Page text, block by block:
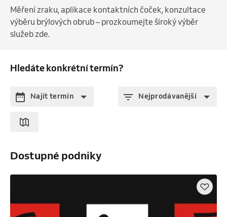
Měření zraku, aplikace kontaktních čoček, konzultace
výběru brýlových obrub – prozkoumejte široký výběr
služeb zde.
Hledáte konkrétní termín?
Najít termín Nejprodávanější
Dostupné podniky